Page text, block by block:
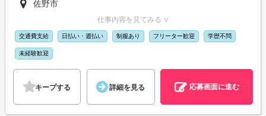
佐野市
仕事内容を見てみる ∨
交通費支給 日払い・週払い 制服あり フリーター歓迎 学歴不問
未経験歓迎
キープする 詳細を見る 応募画面に進む